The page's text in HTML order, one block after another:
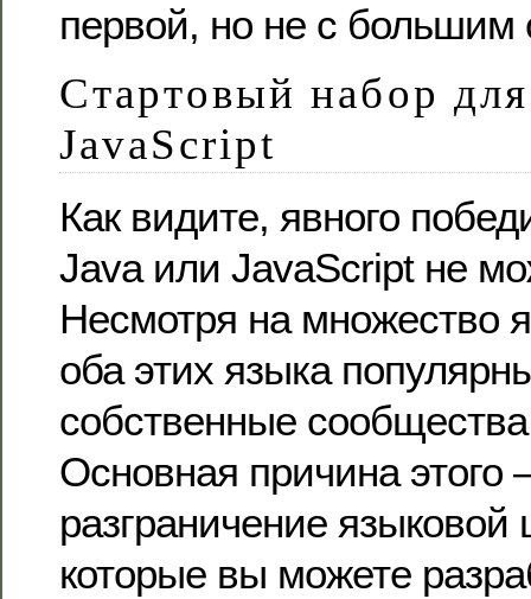
первой, но не с большим
Стартовый набор
JavaScript
Как видите, явного
Java или JavaScript не
Несмотря на множество
оба этих языка
собственные
Основная причина этого
разграничение языковой
которые вы можете